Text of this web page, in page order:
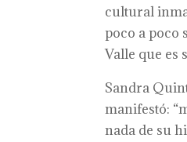
cultural
poco a poco
Valle que es
Sandra
manifestó:
nada de su